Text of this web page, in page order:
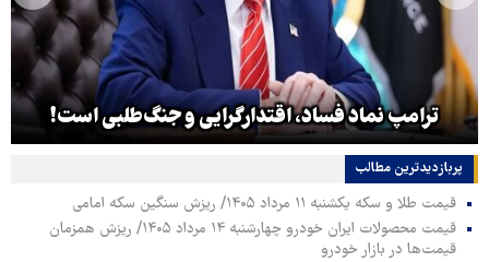
ترامپ نماد فساد، اقتدارگرایی و جنگ‌طلبی است!
پربازدیدترین‌ مطالب
قیمت طلا و سکه یکشنبه ۱۱ مرداد ۱۴۰۵/ ریزش سنگین سکه امامی
قیمت محصولات ایران خودرو چهارشنبه ۱۴ مرداد ۱۴۰۵/ ریزش همزمان
قیمت‌ها در بازار خودرو